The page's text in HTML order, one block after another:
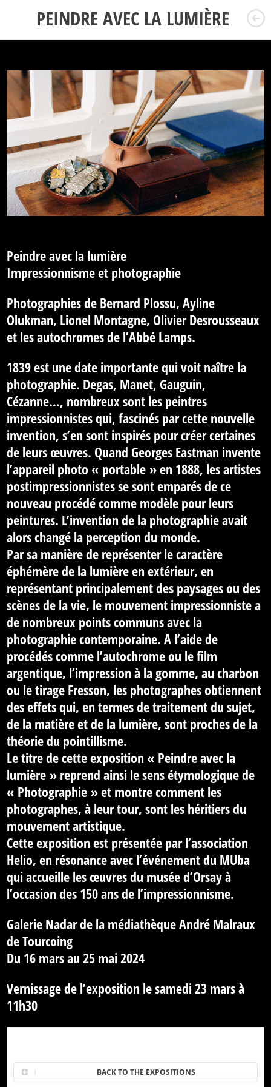
PEINDRE AVEC LA LUMIÈRE
Peindre avec la lumière
Impressionnisme et photographie
Photographies de Bernard Plossu, Ayline
Olukman, Lionel Montagne, Olivier Desrousseaux
et les autochromes de l’Abbé Lamps.
1839 est une date importante qui voit naître la
photographie. Degas, Manet, Gauguin,
Cézanne…, nombreux sont les peintres
impressionnistes qui, fascinés par cette nouvelle
invention, s’en sont inspirés pour créer certaines
de leurs œuvres. Quand Georges Eastman invente
l’appareil photo « portable » en 1888, les artistes
postimpressionnistes se sont emparés de ce
nouveau procédé comme modèle pour leurs
peintures. L’invention de la photographie avait
alors changé la perception du monde.
Par sa manière de représenter le caractère
éphémère de la lumière en extérieur, en
représentant principalement des paysages ou des
scènes de la vie, le mouvement impressionniste a
de nombreux points communs avec la
photographie contemporaine. A l’aide de
procédés comme l’autochrome ou le film
argentique, l’impression à la gomme, au charbon
ou le tirage Fresson, les photographes obtiennent
des effets qui, en termes de traitement du sujet,
de la matière et de la lumière, sont proches de la
théorie du pointillisme.
Le titre de cette exposition « Peindre avec la
lumière » reprend ainsi le sens étymologique de
« Photographie » et montre comment les
photographes, à leur tour, sont les héritiers du
mouvement artistique.
Cette exposition est présentée par l’association
Helio, en résonance avec l’événement du MUba
qui accueille les œuvres du musée d’Orsay à
l’occasion des 150 ans de l’impressionnisme.
Galerie Nadar de la médiathèque André Malraux
de Tourcoing
Du 16 mars au 25 mai 2024
Vernissage de l’exposition le samedi 23 mars à
11h30
BACK TO THE EXPOSITIONS